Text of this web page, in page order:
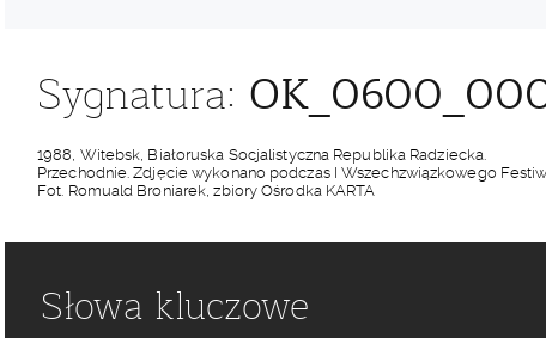
Sygnatura:
1988, Witebsk, Białoruska Socjalistyczna Republika Radziecka.
Przechodnie. Zdjęcie wykonano podczas I Wszechzwiązkowego
Fot. Romuald Broniarek, zbiory Ośrodka KARTA
Słowa kluczowe